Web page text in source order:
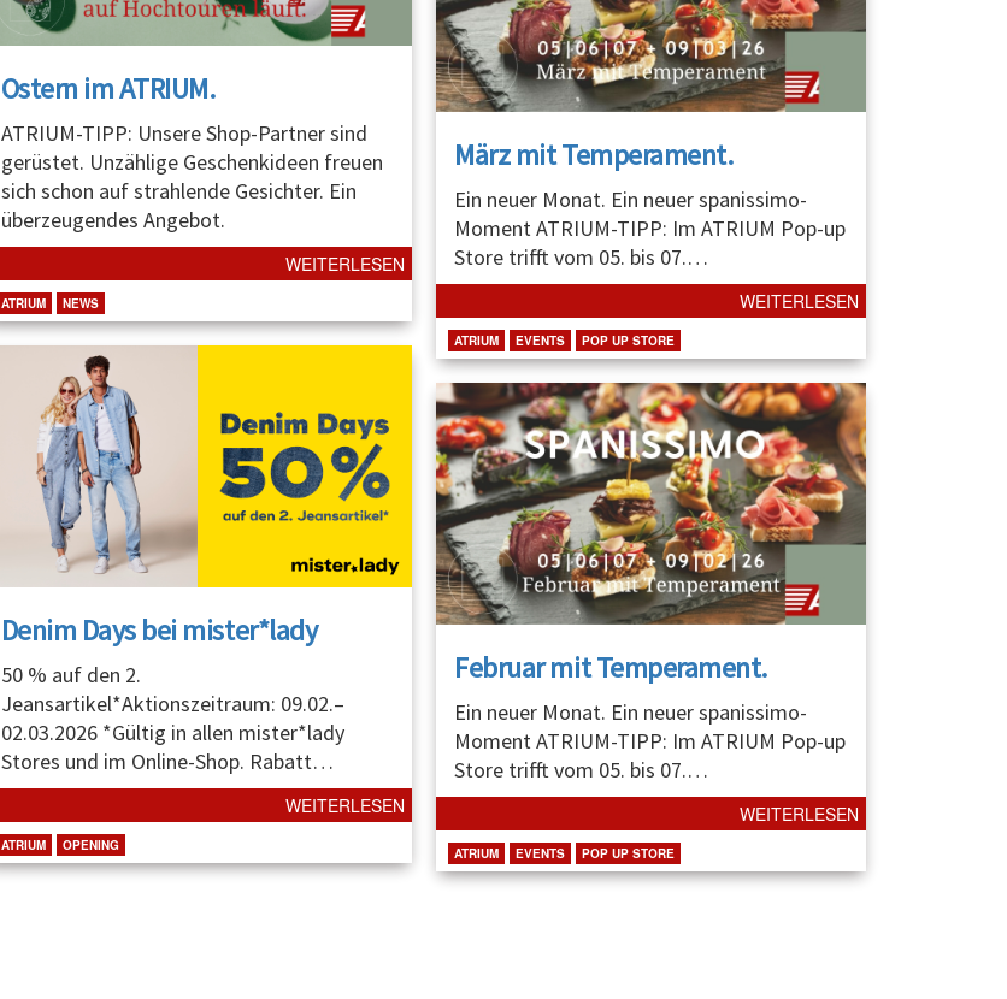
Ostern im ATRIUM.
ATRIUM-TIPP: Unsere Shop-Partner sind
gerüstet. Unzählige Geschenkideen freuen
sich schon auf strahlende Gesichter. Ein
überzeugendes Angebot.
WEITERLESEN
ATRIUM NEWS
März mit Temperament.
Ein neuer Monat. Ein neuer spanissimo-
Moment ATRIUM-TIPP: Im ATRIUM Pop-up
Store trifft vom 05. bis 07.…
WEITERLESEN
ATRIUM EVENTS POP UP STORE
Denim Days bei mister*lady
50 % auf den 2.
Jeansartikel*Aktionszeitraum: 09.02.–
02.03.2026 *Gültig in allen mister*lady
Stores und im Online-Shop. Rabatt…
WEITERLESEN
ATRIUM OPENING
Februar mit Temperament.
Ein neuer Monat. Ein neuer spanissimo-
Moment ATRIUM-TIPP: Im ATRIUM Pop-up
Store trifft vom 05. bis 07.…
WEITERLESEN
ATRIUM EVENTS POP UP STORE